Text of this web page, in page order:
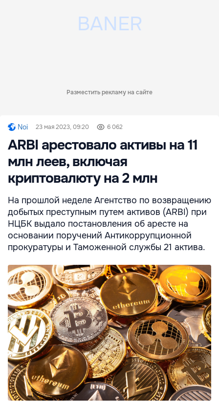
Разместить рекламу на сайте
Noi 23 мая 2023, 09:20 6 062
ARBI арестовало активы на 11
млн леев, включая
криптовалюту на 2 млн
На прошлой неделе Агентство по возвращению
добытых преступным путем активов (ARBI) при
НЦБК выдало постановления об аресте на
основании поручений Антикоррупционной
прокуратуры и Таможенной службы 21 актива.